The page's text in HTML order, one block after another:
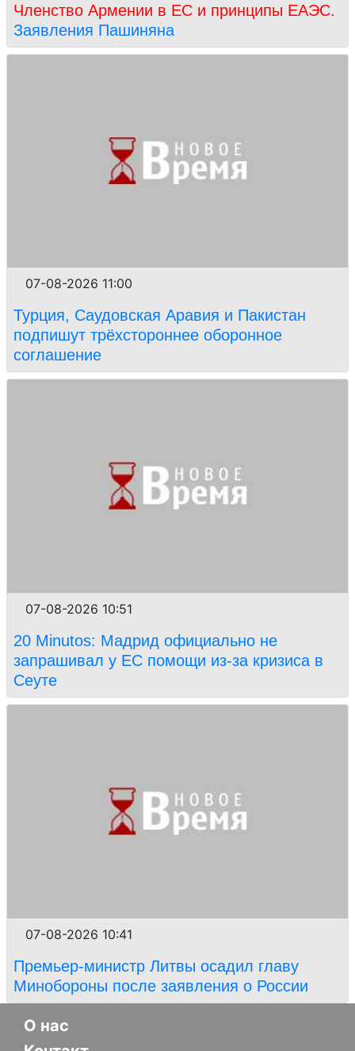
Членство Армении в ЕС и принципы ЕАЭС.
Заявления Пашиняна
07-08-2026 11:00
Турция, Саудовская Аравия и Пакистан
подпишут трёхстороннее оборонное
соглашение
07-08-2026 10:51
20 Minutos: Мадрид официально не
запрашивал у ЕС помощи из-за кризиса в
Сеуте
07-08-2026 10:41
Премьер-министр Литвы осадил главу
Минобороны после заявления о России
О нас